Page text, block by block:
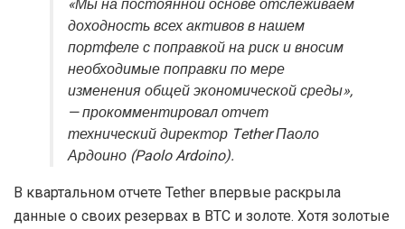
доходность всех активов в нашем
портфеле с поправкой на риск и вносим
необходимые поправки по мере
изменения общей экономической среды»,
— прокомментировал отчет
технический директор Tether Паоло
Ардоино (Paolo Ardoino).
В квартальном отчете Tether впервые раскрыла
данные о своих резервах в ВТС и золоте. Хотя золотые